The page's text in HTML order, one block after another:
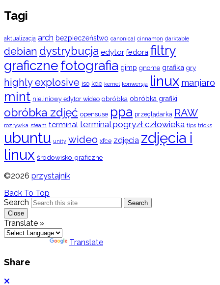
Tagi
aktualizacja arch bezpieczeństwo canonical cinnamon darktable
debian dystrybucja edytor fedora filtry
graficznefotografia gimp gnome grafika gry
highly explosive iso kde kernel konwersja linux manjaro
mint nieliniowy edytor wideo obróbka obróbka grafiki
obróbka zdjęć opensuse ppa przeglądarka RAW
rozrywka steam terminal terminal pogryzł człowieka tips tricks
ubuntu unity wideo xfce zdjęcia zdjęcia i
linux środowisko graficzne
©2026 przystajnik
Back To Top
Search
Search
Close
Translate »
Translate
Share